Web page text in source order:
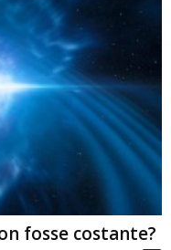
fosse costante?